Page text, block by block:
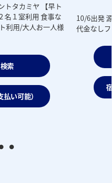
タカミヤ 【早ト
名１室利用 食事な
利用/大人お一人様
索
い可能）
10/6出発
代金なし